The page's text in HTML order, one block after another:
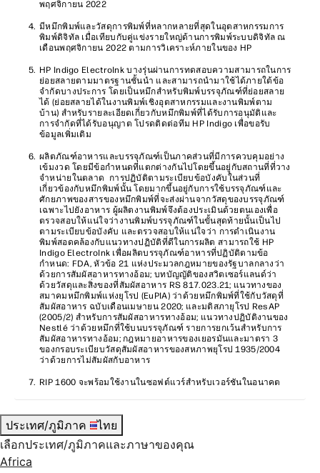
พฤศจิกายน 2022
มีหมึกพิมพ์และวัสดุการพิมพ์ที่หลากหลายที่สุดในอุตสาหกรรมการ
พิมพ์ดิจิทัล เมื่อเทียบกับคู่แข่งรายใหญ่ด้านการพิมพ์ระบบดิจิทัล ณ
เดือนพฤศจิกายน 2022 ตามการวิเคราะห์ภายในของ HP
HP Indigo ElectroInk บางรุ่นผ่านการทดสอบความสามารถในการ
ย่อยสลายตามมาตรฐานชั้นนำ และสามารถนำมาใช้ได้ภายใต้ข้อ
จำกัดบางประการ โดยเป็นหมึกสำหรับพิมพ์บรรจุภัณฑ์ที่ย่อยสลาย
ได้ (ย่อยสลายได้ในงานพิมพ์เชิงอุตสาหกรรมและงานพิมพ์ตาม
บ้าน) สำหรับรายละเอียดเกี่ยวกับหมึกพิมพ์ที่ได้รับการอนุมัติและ
การจำกัดที่ได้รับอนุญาต โปรดติดต่อทีม HP Indigo เพื่อขอรับ
ข้อมูลเพิ่มเติม
ผลิตภัณฑ์อาหารและบรรจุภัณฑ์เป็นภาคส่วนที่มีการควบคุมอย่าง
เข้มงวด โดยมีข้อกำหนดที่แตกต่างกันไปโดยขึ้นอยู่กับสถานที่ที่วาง
จำหน่ายในตลาด การปฏิบัติตามระเบียบข้อบังคับในส่วนที่
เกี่ยวข้องกับหมึกพิมพ์นั้น โดยมากขึ้นอยู่กับการใช้บรรจุภัณฑ์และ
ศักยภาพของสารของหมึกพิมพ์ที่จะส่งผ่านจากวัสดุของบรรจุภัณฑ์
เฉพาะไปยังอาหาร ผู้ผลิตงานพิมพ์จึงต้องประเมินด้วยตนเองเพื่อ
ตรวจสอบให้แน่ใจว่างานพิมพ์บรรจุภัณฑ์ในขั้นสุดท้ายนั้นเป็นไป
ตามระเบียบข้อบังคับ และตรวจสอบให้แน่ใจว่า การดำเนินงาน
พิมพ์สอดคล้องกับแนวทางปฏิบัติที่ดีในการผลิต สามารถใช้ HP
Indigo ElectroInk เพื่อผลิตบรรจุภัณฑ์อาหารที่ปฏิบัติตามข้อ
กำหนด: FDA, หัวข้อ 21 แห่งประมวลกฎหมายของรัฐบาลกลางว่า
ด้วยการสัมผัสอาหารทางอ้อม; บทบัญญัติของสวิตเซอร์แลนด์ว่า
ด้วยวัสดุและสิ่งของที่สัมผัสอาหาร RS 817.023.21; แนวทางของ
สมาคมหมึกพิมพ์แห่งยุโรป (EuPIA) ว่าด้วยหมึกพิมพ์ที่ใช้กับวัสดุที่
สัมผัสอาหาร ฉบับเดือนเมษายน 2020; และมติสภายุโรป ResAP
(2005/2) สำหรับการสัมผัสอาหารทางอ้อม; แนวทางปฏิบัติงานของ
Nestlé ว่าด้วยหมึกที่ใช้บนบรรจุภัณฑ์ รายการยกเว้นสำหรับการ
สัมผัสอาหารทางอ้อม; กฎหมายอาหารของเยอรมันและมาตรา 3
ของกรอบระเบียบวัสดุสัมผัสอาหารของสหภาพยุโรป 1935/2004
ว่าด้วยการไม่สัมผัสกับอาหาร
RIP 1600 จะพร้อมใช้งานในซอฟต์แวร์สำหรับเวอร์ชันในอนาคต
ประเทศ/ภูมิภาค
ไทย
เลือกประเทศ/ภูมิภาคและภาษาของคุณ
Africa